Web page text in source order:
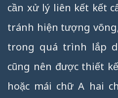
cần xử lý liên kết kết
tránh hiện tượng
trong quá trình lắp
cũng nên được thiết
hoặc mái chữ A hai